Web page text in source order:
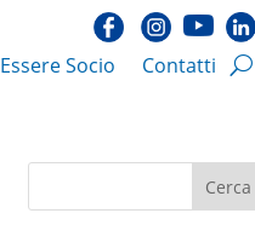
Essere Socio Contatti